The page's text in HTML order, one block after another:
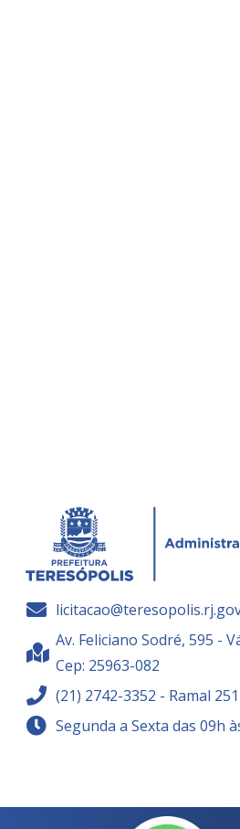
Av. Feliciano Sodré, 595 -
Cep: 25963-082
(21) 2742-3352 - Ramal 251
Segunda a Sexta das 09h